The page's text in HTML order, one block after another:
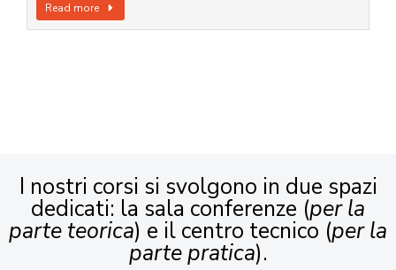
Read more
I nostri corsi si svolgono in due spazi
dedicati: la sala conferenze (per la
parte teorica) e il centro tecnico (per la
parte pratica).